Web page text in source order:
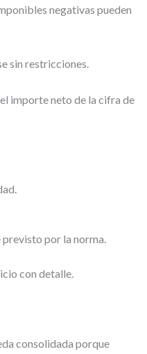
negativas pueden
sin restricciones.
importe neto de la cifra de
por la norma.
con detalle.
consolidada porque